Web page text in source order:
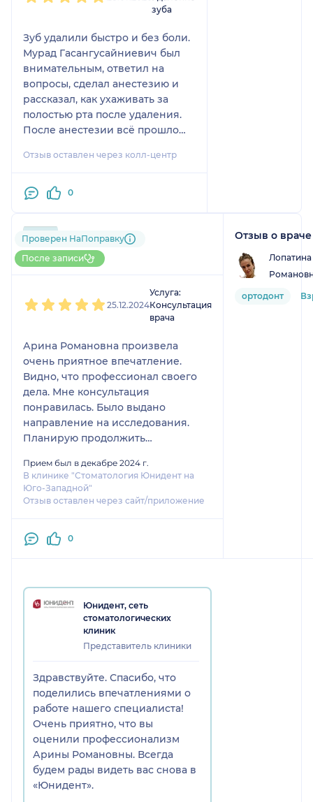
зуба
Зуб удалили быстро и без боли.
Мурад Гасангусайниевич был
внимательным, ответил на
вопросы, сделал анестезию и
рассказал, как ухаживать за
полостью рта после удаления.
После анестезии всё прошло
Отзыв оставлен через колл-центр
0
Пользователь
НаПоправку
Проверен НаПоправку
После записи
25.12.2024
Услуга:
Консультация
врача
Арина Романовна произвела
очень приятное впечатление.
Видно, что профессионал своего
дела. Мне консультация
понравилась. Было выдано
направление на исследования.
Планирую продолжить
Прием был в декабре 2024 г.
В клинике "Стоматология Юнидент на
Юго-Западной"
Отзыв оставлен через сайт/приложение
0
Отзыв о враче
ортодонт
Юнидент, сеть
стоматологических
клиник
Представитель клиники
Здравствуйте. Спасибо, что
поделились впечатлениями о
работе нашего специалиста!
Очень приятно, что вы
оценили профессионализм
Арины Романовны. Всегда
будем рады видеть вас снова в
«Юнидент».